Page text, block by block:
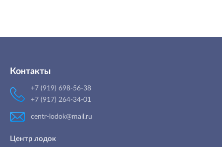
Контакты
+7 (919) 698-56-38
+7 (917) 264-34-01
centr-lodok@mail.ru
Центр лодок